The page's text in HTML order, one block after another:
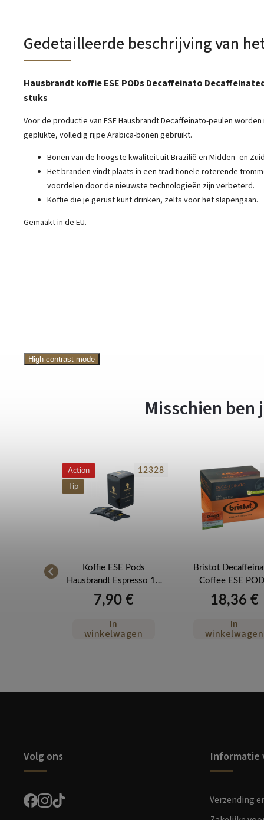
Gedetailleerde beschrijving van
Hausbrandt koffie ESE PODs Decaffeinato Decaffeinated
stuks
Voor de productie van ESE Hausbrandt Decaffeinato-peulen
geplukte, volledig rijpe Arabica-bonen gebruikt.
Bonen van de hoogste kwaliteit uit Brazilië en Midden- en
Het branden vindt plaats in een traditionele roterende
voordelen door de nieuwste technologieën zijn verbeterd.
Koffie die je gerust kunt drinken, zelfs voor het slapengaan.
Gemaakt in de EU.
High-contrast mode
Misschien ben
Action
Tip
Koffie ESE Pods
Hausbrandt Espresso 18
stuks
7,90 €
In
winkelwagen
12328
Bristot
Coffee ESE
Decaffeinato 50
18,36 €
In
winkelwagen
Volg ons Informatie
Verzending